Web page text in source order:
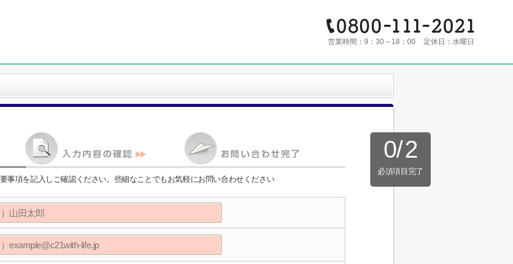
営業時間： 9：30～18：00 定休日： 水曜日
0/2
必須項目完了
事項を記入しご確認ください。些細なことでもお気軽にお問い合わせください